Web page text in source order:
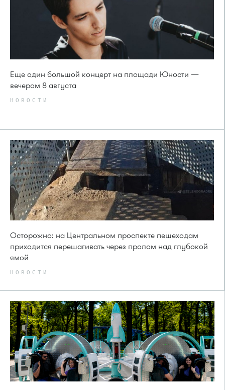
Еще один большой концерт на площади Юности —
вечером 8 августа
НОВОСТИ
Осторожно: на Центральном проспекте пешеходам
приходится перешагивать через пролом над глубокой
ямой
НОВОСТИ